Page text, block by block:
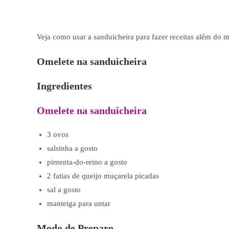
Veja como usar a sanduicheira para fazer receitas além do
Omelete na sanduicheira
Ingredientes
Omelete na sanduicheira
3 ovos
salsinha a gosto
pimenta-do-reino a gosto
2 fatias de queijo muçarela picadas
sal a gosto
manteiga para untar